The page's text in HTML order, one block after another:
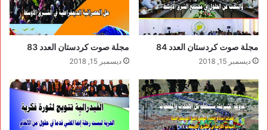
مجلة صوت كردستان العدد 84
ديسمبر 15, 2018
مجلة صوت كردستان العدد 83
ديسمبر 15, 2018